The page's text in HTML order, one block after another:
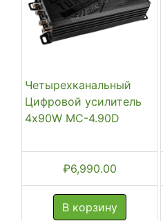
Четырехканальный
Цифровой усилитель
4x90W MC-4.90D
₽6,990.00
В корзину